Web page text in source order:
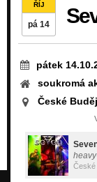
ŘÍJ
pá 14
pátek
soukromá
České
České